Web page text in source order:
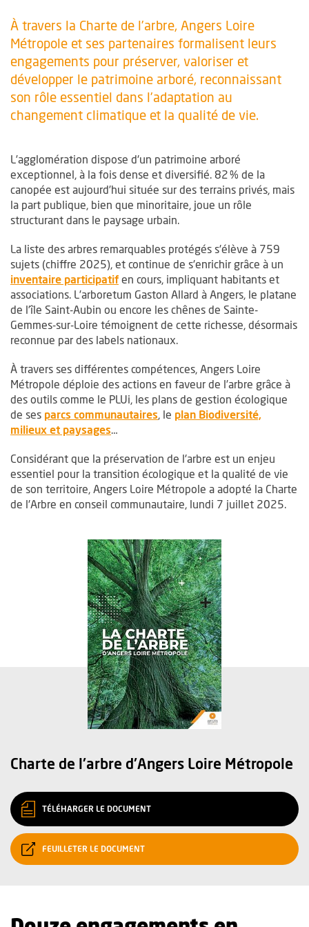
À travers la Charte de l’arbre, Angers Loire
Métropole et ses partenaires formalisent leurs
engagements pour préserver, valoriser et
développer le patrimoine arboré, reconnaissant
son rôle essentiel dans l’adaptation au
changement climatique et la qualité de vie.
L’agglomération dispose d'un patrimoine arboré
exceptionnel, à la fois dense et diversifié. 82 % de la
canopée est aujourd’hui située sur des terrains privés, mais
la part publique, bien que minoritaire, joue un rôle
structurant dans le paysage urbain.
La liste des arbres remarquables protégés s'élève à 759
sujets (chiffre 2025), et continue de s'enrichir grâce à un
inventaire participatif en cours, impliquant habitants et
associations. L’arboretum Gaston Allard à Angers, le platane
de l’île Saint-Aubin ou encore les chênes de Sainte-
Gemmes-sur-Loire témoignent de cette richesse, désormais
reconnue par des labels nationaux.
À travers ses différentes compétences, Angers Loire
Métropole déploie des actions en faveur de l’arbre grâce à
des outils comme le PLUi, les plans de gestion écologique
de ses parcs communautaires, le plan Biodiversité,
milieux et paysages…
Considérant que la préservation de l'arbre est un enjeu
essentiel pour la transition écologique et la qualité de vie
de son territoire, Angers Loire Métropole a adopté la Charte
de l'Arbre en conseil communautaire, lundi 7 juillet 2025.
Charte de l'arbre d'Angers Loire Métropole
TÉLÉHARGER LE DOCUMENT(FORMAT PDF)
, OUVRE UNE NOUVELLE FENÊTRE
FEUILLETER LE DOCUMENT, OUVRE UNE NOUVELLE FENÊTRE